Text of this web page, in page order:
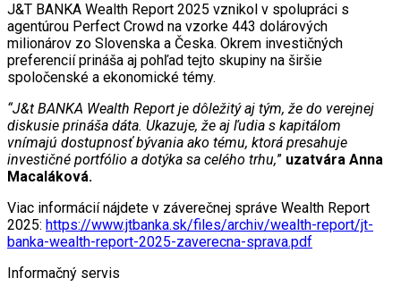
J&T BANKA Wealth Report 2025 vznikol v spolupráci s
agentúrou Perfect Crowd na vzorke 443 dolárových
milionárov zo Slovenska a Česka. Okrem investičných
preferencií prináša aj pohľad tejto skupiny na širšie
spoločenské a ekonomické témy.
“J&t BANKA Wealth Report je dôležitý aj tým, že do verejnej
diskusie prináša dáta. Ukazuje, že aj ľudia s kapitálom
vnímajú dostupnosť bývania ako tému, ktorá presahuje
investičné portfólio a dotýka sa celého trhu,” uzatvára Anna
Macaláková.
Viac informácií nájdete v záverečnej správe Wealth Report
2025: https://www.jtbanka.sk/files/archiv/wealth-report/jt-
banka-wealth-report-2025-zaverecna-sprava.pdf
Informačný servis